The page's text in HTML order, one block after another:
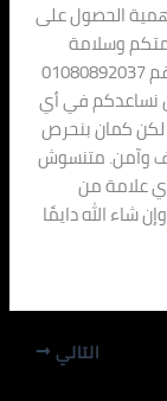
الحصول على
وسلامة
أولادكم. ما تترددوش في التواصل معانا على الرقم 01080892037
نساعدكم في أي
كمان بنحرص
وآمن. متنسوش
أي علامة من
شاء الله دايمًا
التالي